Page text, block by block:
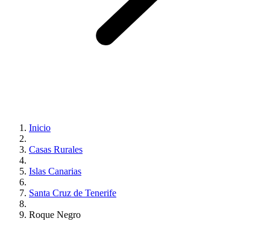
Inicio
Casas Rurales
Islas Canarias
Santa Cruz de Tenerife
Roque Negro